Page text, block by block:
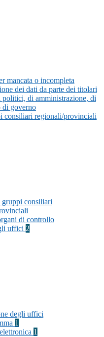
mancata o incompleta
dei dati da parte dei titolari
di amministrazione, di
di governo
consiliari regionali/provinciali
consiliari
di controllo
uffici 2
degli uffici
1
1